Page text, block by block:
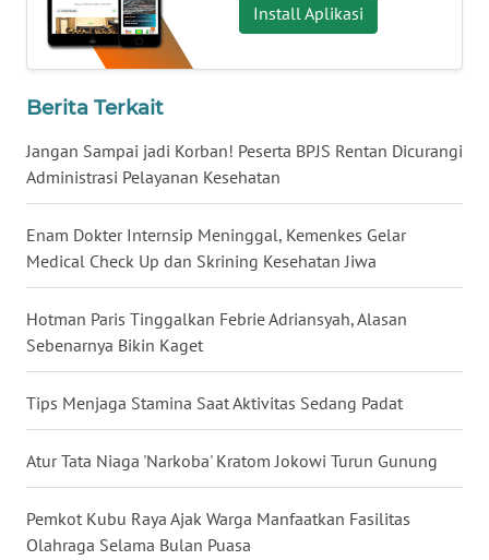
Install Aplikasi
Berita Terkait
Jangan Sampai jadi Korban! Peserta BPJS Rentan Dicurangi
Administrasi Pelayanan Kesehatan
Enam Dokter Internsip Meninggal, Kemenkes Gelar
Medical Check Up dan Skrining Kesehatan Jiwa
Hotman Paris Tinggalkan Febrie Adriansyah, Alasan
Sebenarnya Bikin Kaget
Tips Menjaga Stamina Saat Aktivitas Sedang Padat
Atur Tata Niaga 'Narkoba' Kratom Jokowi Turun Gunung
Pemkot Kubu Raya Ajak Warga Manfaatkan Fasilitas
Olahraga Selama Bulan Puasa
WN
SULBAR
WN
WN
SUMBAR
WN
SUMSEL
WN
BENGKULU
WN
JATENG